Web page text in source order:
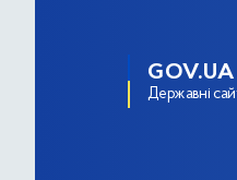
GOV.UA
Державні